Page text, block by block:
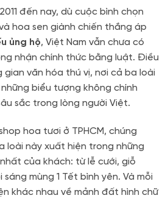
đến nay, dù cuộc bình chọn
hoa sen giành chiến thắng áp
ủng hộ, Việt Nam vẫn chưa có
nhận chính thức bằng luật. Điều
văn hóa thú vị, nơi cả ba loài
biểu tượng không chính
sắc trong lòng người Việt.
hoa tươi ở TPHCM, chúng
loài này xuất hiện trong những
của khách: từ lễ cưới, giỗ
mùng 1 Tết bình yên. Và mỗi
khác nhau về mảnh đất hình chữ